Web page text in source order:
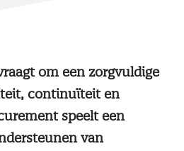
om een zorgvuldige
continuïteit en
speelt een
van